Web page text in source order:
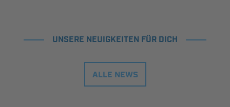
UNSERE NEUIGKEITEN FÜR DICH
ALLE NEWS